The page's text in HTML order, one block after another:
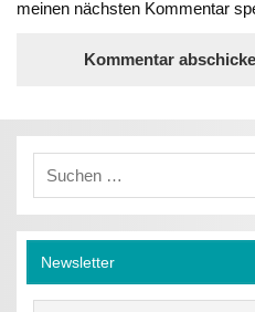
meinen nächsten Kommentar
Newsletter